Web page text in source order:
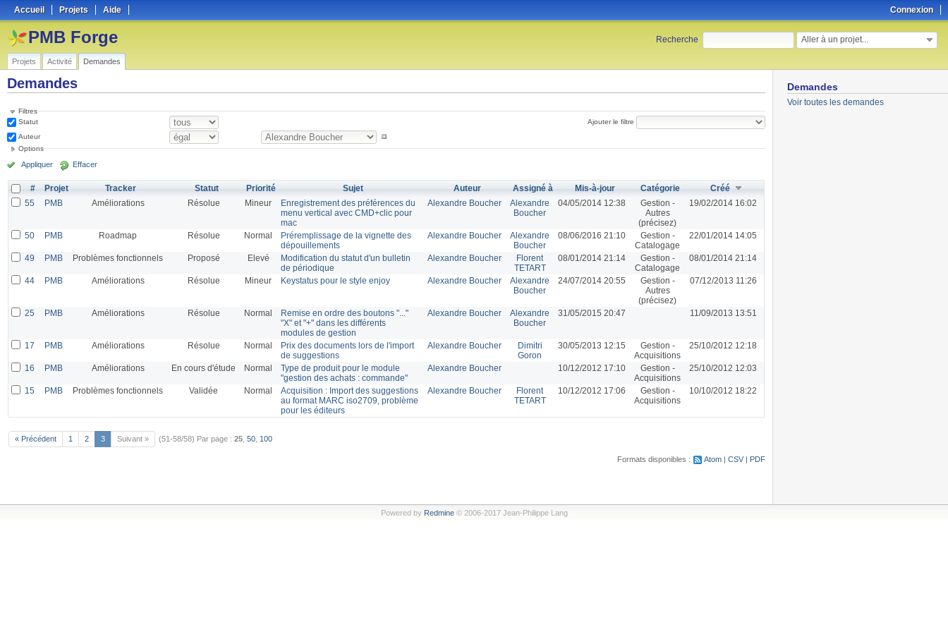
Connexion
Accueil Projets Aide
Recherche: Aller à un projet...
PMB Forge
Projets Activité Demandes
Demandes
Voir toutes les demandes
Demandes
Filtres
Statut
Auteur
Ajouter le filtre
Options
Appliquer Effacer
# Projet Tracker Statut Priorité Sujet Auteur Assigné à Mis-à-jour Catégorie
Créé
55
PMB Améliorations Résolue Mineur
Enregistrement des préférences du
menu vertical avec CMD+clic pour
mac
Alexandre Boucher
Alexandre
Boucher
04/05/2014 12:38
Gestion -
Autres
(précisez)
19/02/2014 16:02
50 PMB Roadmap Résolue Normal
Préremplissage de la vignette des
dépouillements
Alexandre Boucher
Alexandre
Boucher
08/06/2016 21:10
Gestion -
Catalogage
22/01/2014 14:05
49 PMB Problèmes fonctionnels Proposé Elevé
Modification du statut d'un bulletin
de périodique
Alexandre Boucher
Florent
TETART
08/01/2014 21:14
Gestion -
Catalogage
08/01/2014 21:14
44 PMB Améliorations Résolue Mineur Keystatus pour le style enjoy Alexandre Boucher
Alexandre
Boucher
24/07/2014 20:55
Gestion -
Autres
(précisez)
07/12/2013 11:26
25 PMB Améliorations Résolue Normal
Remise en ordre des boutons "..."
"X" et "+" dans les différents
modules de gestion
Alexandre Boucher
Alexandre
Boucher
31/05/2015 20:47 11/09/2013 13:51
17 PMB Améliorations Résolue Normal
Prix des documents lors de l'import
de suggestions
Alexandre Boucher
Dimitri
Goron
30/05/2013 12:15
Gestion -
Acquisitions
25/10/2012 12:18
16 PMB Améliorations En cours d'étude Normal
Type de produit pour le module
"gestion des achats : commande"
Alexandre Boucher 10/12/2012 17:10
Gestion -
Acquisitions
25/10/2012 12:03
15 PMB Problèmes fonctionnels Validée Normal
Acquisition : Import des suggestions
au format MARC iso2709, problème
pour les éditeurs
Alexandre Boucher
Florent
TETART
10/12/2012 17:06
Gestion -
Acquisitions
10/10/2012 18:22
« Précédent 1 2 3 Suivant » (51-58/58) Par page : 25 50 100
Formats disponibles : Atom CSV PDF
Powered by Redmine© 2006-2017 Jean-Philippe Lang